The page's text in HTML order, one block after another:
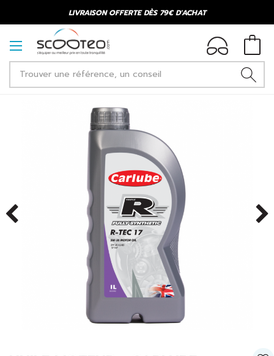
LIVRAISON OFFERTE DÈS 79€ D'ACHAT